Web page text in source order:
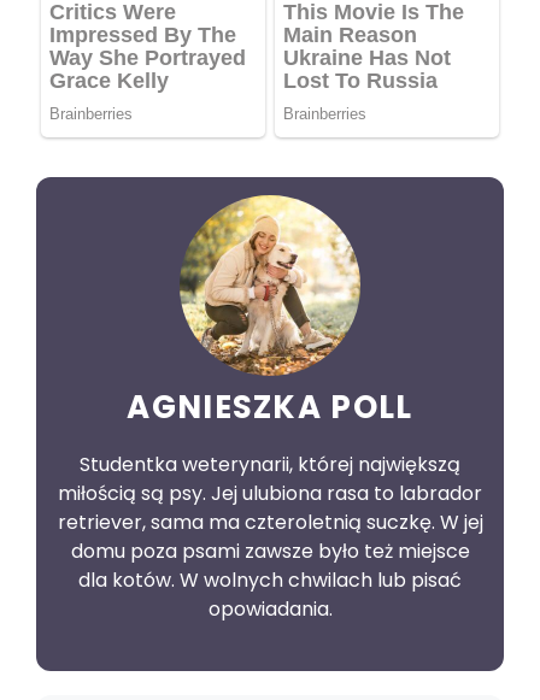
AGNIESZKA POLL
Studentka weterynarii, której największą
miłością są psy. Jej ulubiona rasa to labrador
retriever, sama ma czteroletnią suczkę. W jej
domu poza psami zawsze było też miejsce
dla kotów. W wolnych chwilach lub pisać
opowiadania.